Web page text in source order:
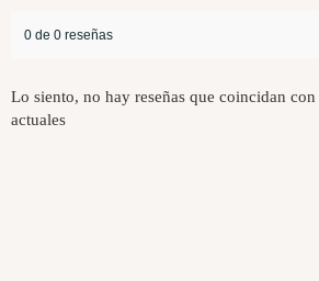
0 de 0 reseñas
Lo siento, no hay reseñas que coincidan con
actuales